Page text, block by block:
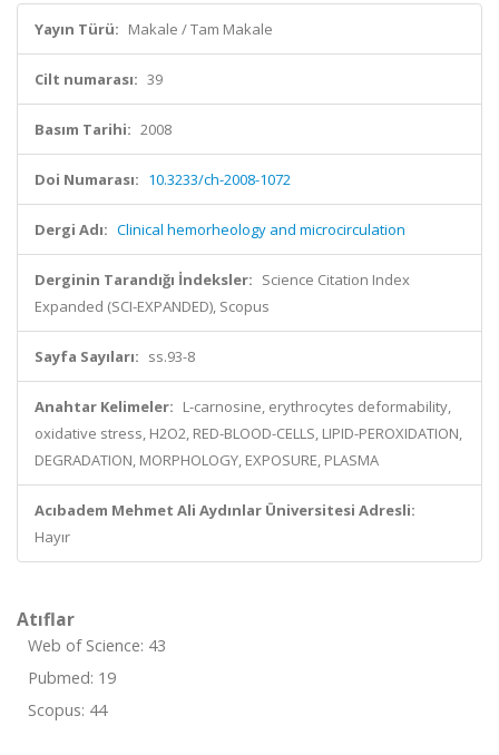
Yayın Türü: Makale / Tam Makale
Cilt numarası: 39
Basım Tarihi: 2008
Doi Numarası: 10.3233/ch-2008-1072
Dergi Adı: Clinical hemorheology and microcirculation
Derginin Tarandığı İndeksler: Science Citation Index
Expanded (SCI-EXPANDED), Scopus
Sayfa Sayıları: ss.93-8
Anahtar Kelimeler: L-carnosine, erythrocytes deformability,
oxidative stress, H2O2, RED-BLOOD-CELLS, LIPID-PEROXIDATION,
DEGRADATION, MORPHOLOGY, EXPOSURE, PLASMA
Acıbadem Mehmet Ali Aydınlar Üniversitesi Adresli:
Hayır
Atıflar
Web of Science: 43
Pubmed: 19
Scopus: 44